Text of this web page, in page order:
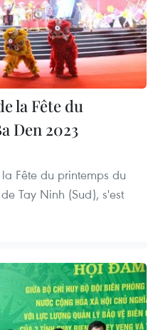
la Fête du
Den 2023
Fête du printemps du
Tay Ninh (Sud), s'est